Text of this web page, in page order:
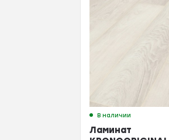
В наличии
Ламинат